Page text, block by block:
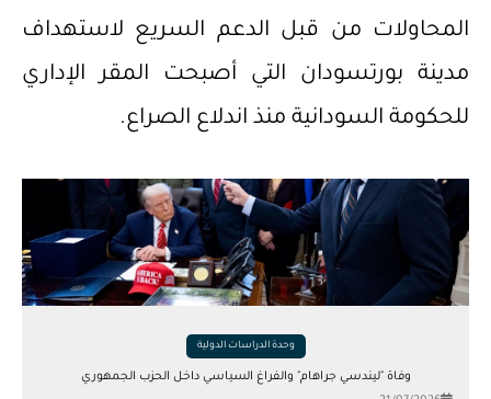
المحاولات من قبل الدعم السريع لاستهداف
مدينة بورتسودان التي أصبحت المقر الإداري
للحكومة السودانية منذ اندلاع الصراع.
وحدة الدراسات الدولية
وفاة "ليندسي جراهام" والفراغ السياسي داخل الحزب الجمهوري